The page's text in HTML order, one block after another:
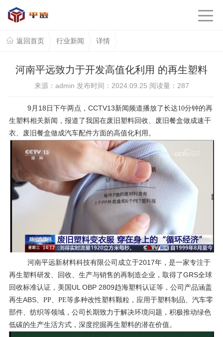
返回首页 行业新闻 详情
河南平远致力于开发高值化利用 的再生塑料
来源：admin 发布时间：2024.09.25 阅读量： 287
9月18日下午两点，CCTV13新闻频道播放了长达10分钟的再
生塑料相关新闻， 报道了我国在废旧塑料回收、废旧餐盒做成速干
衣、废旧餐盒做成汽车配件方面的高值化利用。
河南平远新材料科技有限公司成立于2017年，是一家专注于
再生塑料研发、回收、生产与销售的再制造企业，取得了GRS全球
回收标准认证， 美国 UL OBP 2809趋海塑料认证等，公司产品涵盖
再生ABS、 PP、PE等多种改性塑料颗粒，应用于塑料制品、汽车零
部件、纺织等领域，公司长期致力于解决环境问题，积极推动绿色
低碳的生产生活方式，深度挖掘再生塑料的潜在价值。